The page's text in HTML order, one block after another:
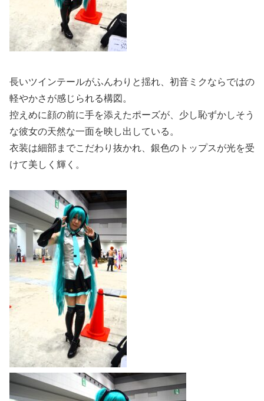
長いツインテールがふんわりと揺れ、初音ミクならではの
軽やかさが感じられる構図。
控えめに顔の前に手を添えたポーズが、少し恥ずかしそう
な彼女の天然な一面を映し出している。
衣装は細部までこだわり抜かれ、銀色のトップスが光を受
けて美しく輝く。